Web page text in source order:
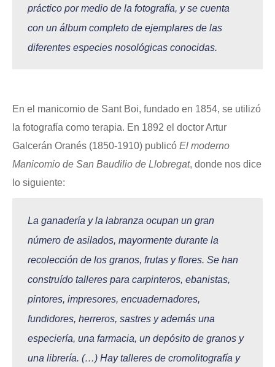
práctico por medio de la fotografía, y se cuenta
con un álbum completo de ejemplares de las
diferentes especies nosológicas conocidas.
En el manicomio de Sant Boi, fundado en 1854, se utilizó
la fotografía como terapia. En 1892 el doctor Artur
Galcerán Oranés (1850-1910) publicó El moderno
Manicomio de San Baudilio de Llobregat, donde nos dice
lo siguiente:
La ganadería y la labranza ocupan un gran
número de asilados, mayormente durante la
recolección de los granos, frutas y flores. Se han
construído talleres para carpinteros, ebanistas,
pintores, impresores, encuadernadores,
fundidores, herreros, sastres y además una
especiería, una farmacia, un depósito de granos y
una librería. (…) Hay talleres de cromolitografía y